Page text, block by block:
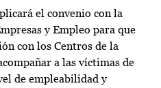
el convenio con la
y Empleo para que
con los Centros de la
a las víctimas de
de empleabilidad y